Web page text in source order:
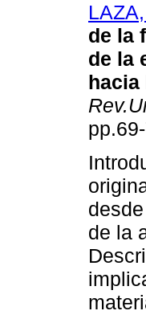
de la
de la
hacia
de la